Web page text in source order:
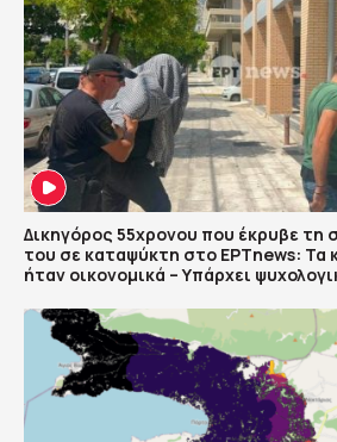
Δικηγόρος 55χρονου που έκρυβε τη
του σε καταψύκτη στο ΕΡΤnews: Τα
ήταν οικονομικά – Υπάρχει